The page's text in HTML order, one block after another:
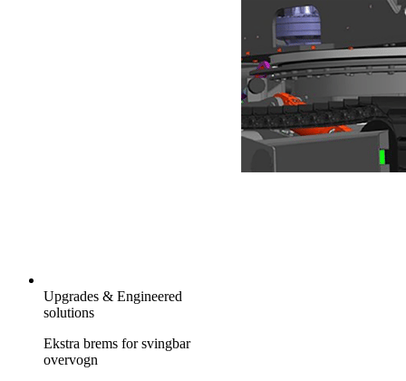
Upgrades & Engineered
solutions
Ekstra brems for svingbar
overvogn